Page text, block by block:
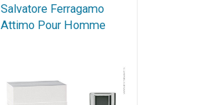
Salvatore Ferragamo
Attimo Pour Homme